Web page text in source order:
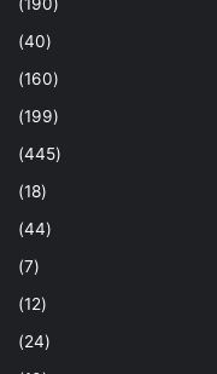
(40)
(160)
(199)
(445)
(18)
(44)
(7)
(12)
(24)